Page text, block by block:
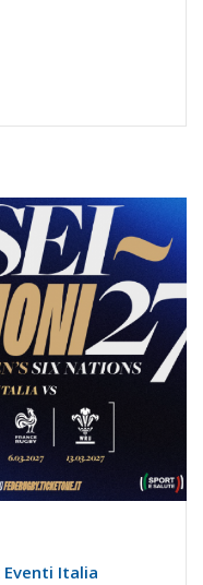
Eventi Italia